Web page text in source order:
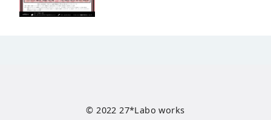
© 202227*Labo works